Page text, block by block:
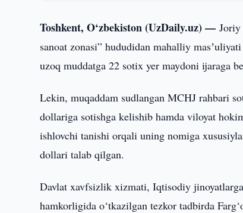
Toshkent, O‘zbekiston (UzDaily.uz) —Joriy
sanoat zonasi” hududidan mahalliy
uzoq muddatga 22 sotix yer maydoni ijaraga
Lekin, muqaddam sudlangan MCHJ rahbari
dollariga sotishga kelishib hamda viloyat
ishlovchi tanishi orqali uning nomiga
dollari talab qilgan.
Davlat xavfsizlik xizmati, Iqtisodiy
hamkorligida o‘tkazilgan tezkor tadbirda